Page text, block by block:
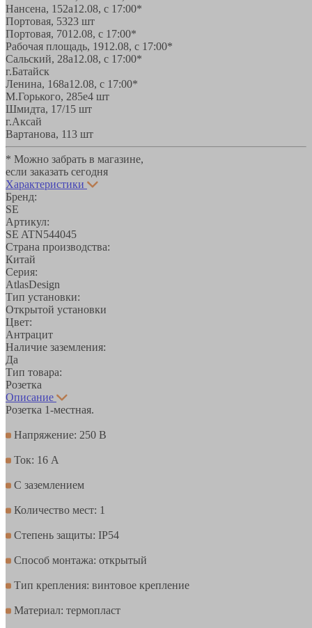
Нансена, 152а12.08, с 17:00*
Портовая, 5323 шт
Портовая, 7012.08, с 17:00*
Рабочая площадь, 1912.08, с 17:00*
Сальский, 28a12.08, с 17:00*
г.Батайск
Ленина, 168а12.08, с 17:00*
М.Горького, 285е4 шт
Шмидта, 17/1 5 шт
г.Аксай
Вартанова, 113 шт
* Можно забрать в магазине,
если заказать сегодня
Характеристики
Бренд:
SE
Артикул:
SE ATN544045
Страна производства:
Китай
Серия:
AtlasDesign
Тип установки:
Открытой установки
Цвет:
Антрацит
Наличие заземления:
Да
Тип товара:
Розетка
Описание
Розетка 1-местная.
Напряжение: 250 В
Ток: 16 А
С заземлением
Количество мест: 1
Степень защиты: IP54
Способ монтажа: открытый
Тип крепления: винтовое крепление
Материал: термопласт